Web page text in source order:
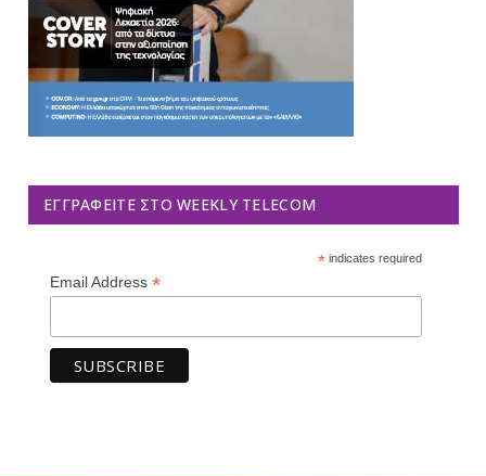
ΕΓΓΡΑΦΕΊΤΕ ΣΤΟ WEEKLY TELECOM
*indicates required
Email Address *